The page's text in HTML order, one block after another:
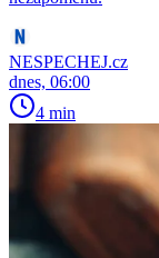
NESPECHEJ.cz
dnes, 06:00
4 min